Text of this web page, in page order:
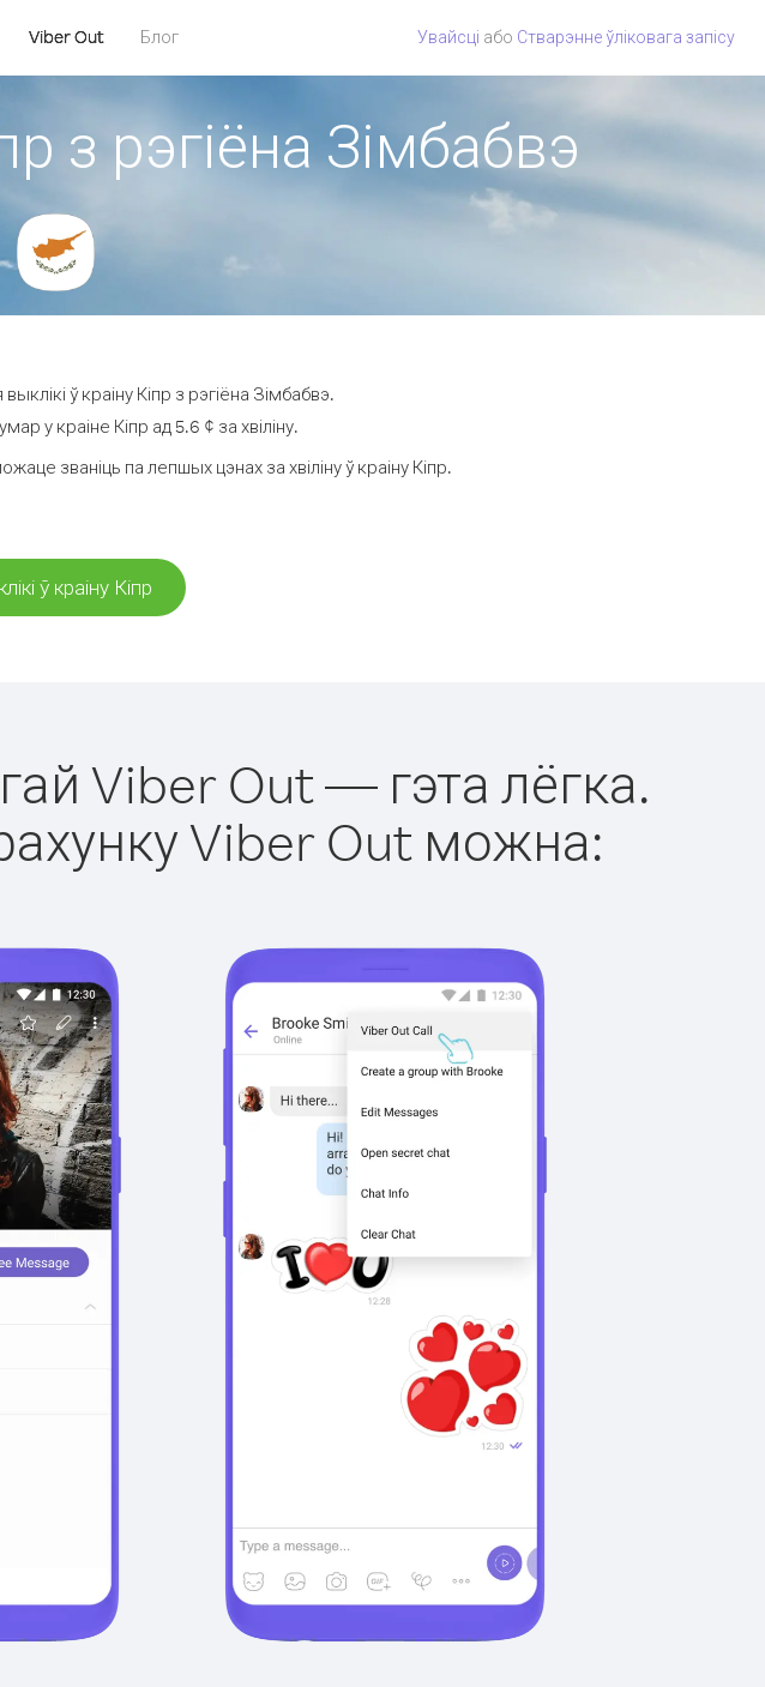
Viber Out Блог Увайсці або Стварэнне ўліковага запісу
з рэгіёна Зімбабвэ
ў краіну Кіпр з рэгіёна Зімбабвэ.
у краіне Кіпр ад 5.6 ¢ за хвіліну.
званіць па лепшых цэнах за хвіліну ў краіну Кіпр.
ў краіну Кіпр
Viber Out — гэта лёгка.
Viber Out можна: